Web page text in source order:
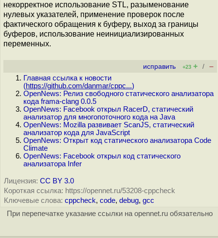
некорректное использование STL, разыменование
нулевых указателей, применение проверок после
фактического обращения к буферу, выход за границы
буферов, использование неинициализированных
переменных.
исправить +23 + / –
Главная ссылка к новости
(https://github.com/danmar/cppc...)
OpenNews: Релиз свободного статического анализатора
кода frama-clang 0.0.5
OpenNews: Facebook открыл RacerD, статический
анализатор для многопоточного кода на Java
OpenNews: Mozilla развивает ScanJS, статический
анализатор кода для JavaScript
OpenNews: Открыт код статического анализатора Code
Climate
OpenNews: Facebook открыл код статического
анализатора Infer
Лицензия: CC BY 3.0
Короткая ссылка: https://opennet.ru/53208-cppcheck
Ключевые слова: cppcheck, code, debug, gcc
При перепечатке указание ссылки на opennet.ru обязательно